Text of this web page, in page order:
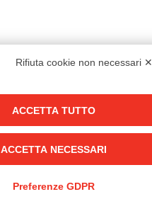
Rifiuta cookie non necessari ✕
ACCETTA TUTTO
ACCETTA NECESSARI
Preferenze GDPR